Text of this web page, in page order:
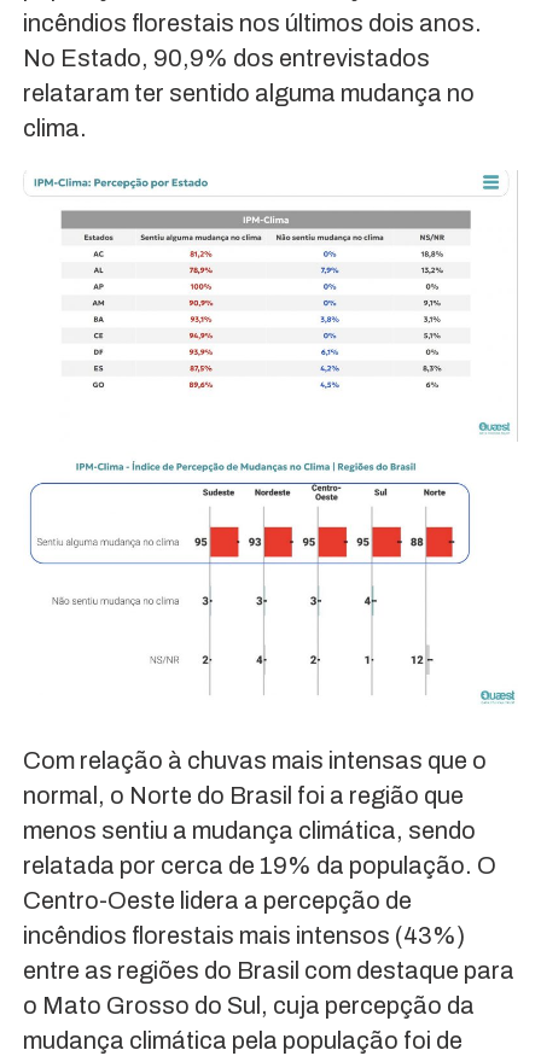
incêndios florestais nos últimos dois anos.
No Estado, 90,9% dos entrevistados
relataram ter sentido alguma mudança no
clima.
Com relação à chuvas mais intensas que o
normal, o Norte do Brasil foi a região que
menos sentiu a mudança climática, sendo
relatada por cerca de 19% da população. O
Centro-Oeste lidera a percepção de
incêndios florestais mais intensos (43%)
entre as regiões do Brasil com destaque para
o Mato Grosso do Sul, cuja percepção da
mudança climática pela população foi de